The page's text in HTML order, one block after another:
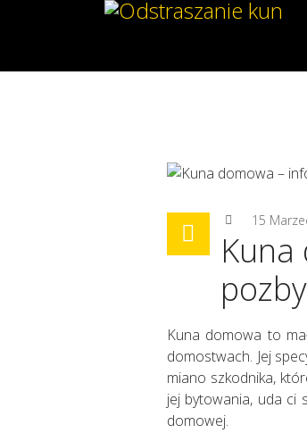
15
Kuna domowa to
domostwach. Jej
miano szkodnika,
jej bytowania, uda ci
domowej.